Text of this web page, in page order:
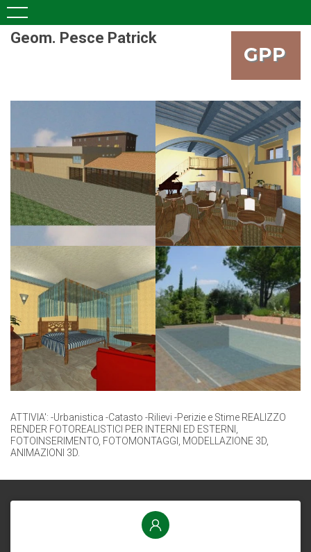
Geom. Pesce Patrick
ATTIVIA': -Urbanistica -Catasto -Rilievi -Perizie e Stime REALIZZO
RENDER FOTOREALISTICI PER INTERNI ED ESTERNI,
FOTOINSERIMENTO, FOTOMONTAGGI, MODELLAZIONE 3D,
ANIMAZIONI 3D.